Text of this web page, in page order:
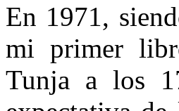
En 1971,
mi primer
Tunja a los